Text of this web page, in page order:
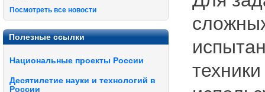
Посмотреть все новости
Полезные ссылки
Национальные проекты России
Десятилетие науки и технологий в
России